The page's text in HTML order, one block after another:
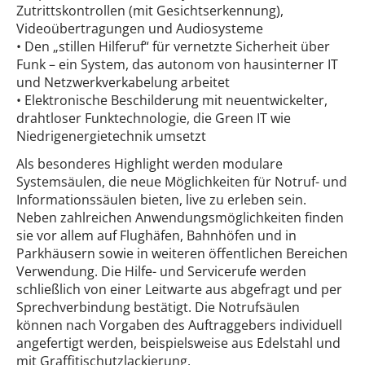
Zutrittskontrollen (mit Gesichtserkennung),
Videoübertragungen und Audiosysteme
• Den „stillen Hilferuf“ für vernetzte Sicherheit über
Funk – ein System, das autonom von hausinterner IT
und Netzwerkverkabelung arbeitet
• Elektronische Beschilderung mit neuentwickelter,
drahtloser Funktechnologie, die Green IT wie
Niedrigenergietechnik umsetzt
Als besonderes Highlight werden modulare
Systemsäulen, die neue Möglichkeiten für Notruf- und
Informationssäulen bieten, live zu erleben sein.
Neben zahlreichen Anwendungsmöglichkeiten finden
sie vor allem auf Flughäfen, Bahnhöfen und in
Parkhäusern sowie in weiteren öffentlichen Bereichen
Verwendung. Die Hilfe- und Servicerufe werden
schließlich von einer Leitwarte aus abgefragt und per
Sprechverbindung bestätigt. Die Notrufsäulen
können nach Vorgaben des Auftraggebers individuell
angefertigt werden, beispielsweise aus Edelstahl und
mit Graffitischutzlackierung.